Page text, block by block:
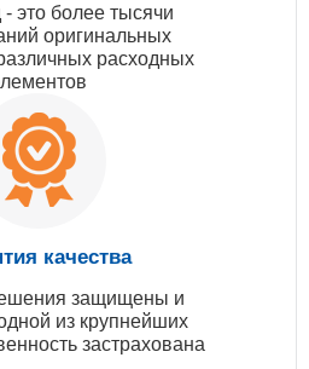
это более тысячи
оригинальных
расходных
качества
защищены и
из крупнейших
застрахована